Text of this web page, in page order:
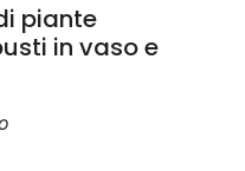
piante
in vaso e